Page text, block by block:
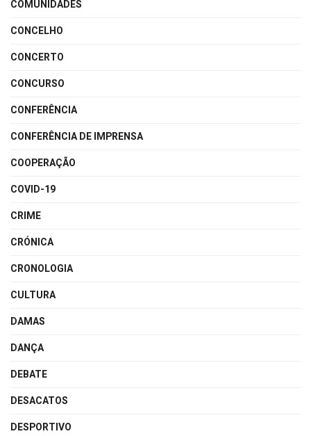
COMUNIDADES
CONCELHO
CONCERTO
CONCURSO
CONFERÊNCIA
CONFERÊNCIA DE IMPRENSA
COOPERAÇÃO
COVID-19
CRIME
CRÓNICA
CRONOLOGIA
CULTURA
DAMAS
DANÇA
DEBATE
DESACATOS
DESPORTIVO